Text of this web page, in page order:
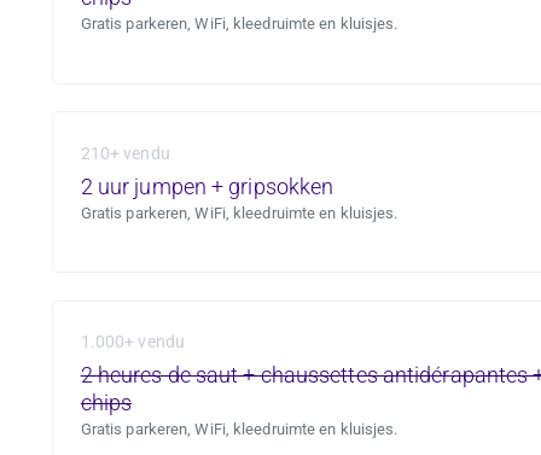
Gratis parkeren, WiFi, kleedruimte en kluisjes.
210+ vendu
2 uur jumpen + gripsokken
Gratis parkeren, WiFi, kleedruimte en kluisjes.
1.000+ vendu
2 heures de saut + chaussettes antidérapantes
chips
Gratis parkeren, WiFi, kleedruimte en kluisjes.